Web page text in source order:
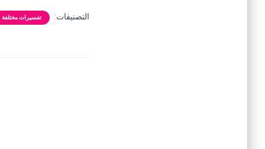
التصنيفات: تفسيرات مختلفة